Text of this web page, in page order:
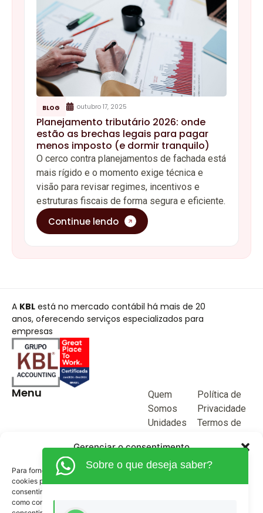
Gerenciar o consentimento
Para fornecer as melhores experiências, usamos tecnologias como
cookies para armazenar e/ou acessar informações do dispositivo. O
consentimento para essas tecnologias nos permitirá processar dados
como comportamento de navegação ou IDs exclusivos neste site. Não
BLOG outubro 17, 2025
Planejamento tributário 2026: onde
estão as brechas legais para pagar
menos imposto (e dormir tranquilo)
O cerco contra planejamentos de fachada está
mais rígido e o momento exige técnica e
visão para revisar regimes, incentivos e
estruturas fiscais de forma segura e eficiente.
Continue lendo
A KBL está no mercado contábil há mais de 20
anos, oferecendo serviços especializados para
empresas
Menu
Quem
Somos
Unidades
Blog
Junte-se a
Política de
Privacidade
Termos de
Sobre o que deseja saber?